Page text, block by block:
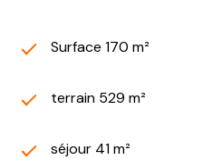
Surface 170 m²
terrain 529 m²
séjour 41 m²